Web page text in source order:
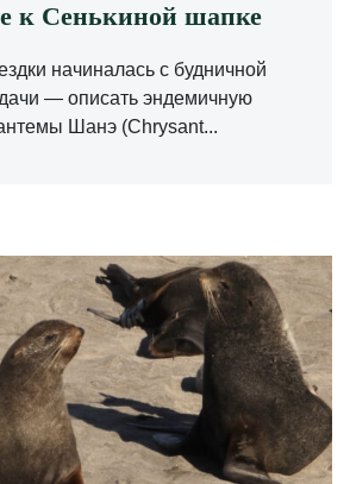
к Сенькиной шапке
начиналась с будничной
— описать эндемичную
Шанэ (Chrysant...